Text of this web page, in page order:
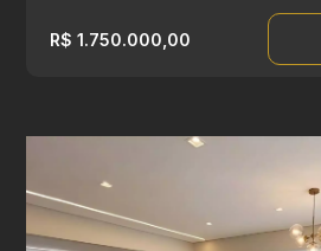
R$ 1.750.000,00